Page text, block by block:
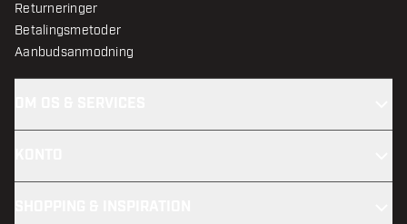
Returneringer
Betalingsmetoder
Aanbudsanmodning